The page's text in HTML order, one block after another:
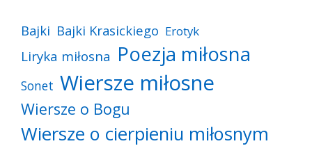
Bajki Bajki Krasickiego Erotyk
Liryka miłosna Poezja miłosna
Sonet Wiersze miłosne
Wiersze o Bogu
Wiersze o cierpieniu miłosnym